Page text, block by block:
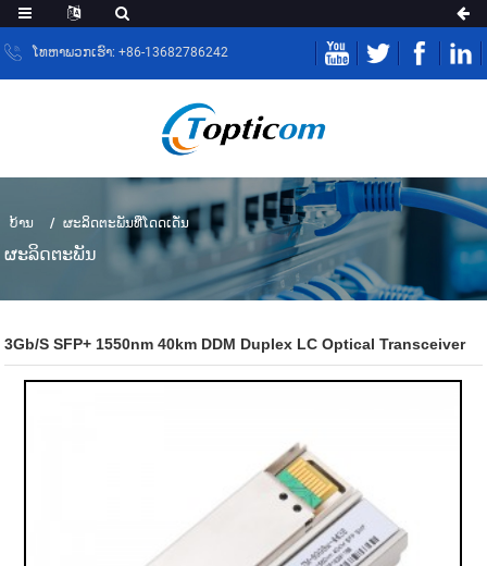
ໂທຫາພວກເຮົາ: +86-13682786242
ບ້ານ ຜະລິດຕະພັນທີ່ໂດດເດັ່ນ
ຜະ​ລິດ​ຕະ​ພັນ
3Gb/s SFP+ 1550nm 40km DDM Duplex LC Optical Transceiver